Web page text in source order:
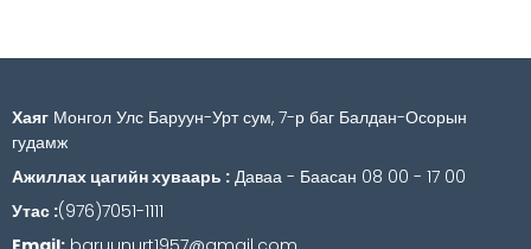
Хаяг Монгол Улс Баруун-Урт сум, 7-р баг Балдан-Осорын
гудамж
Ажиллах цагийн хуваарь : Даваа - Баасан 08 00 - 17 00
Утас :(976)7051-1111